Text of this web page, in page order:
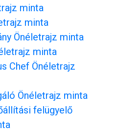
minta
minta
Önéletrajz minta
minta
Chef Önéletrajz
Önéletrajz minta
felügyelő